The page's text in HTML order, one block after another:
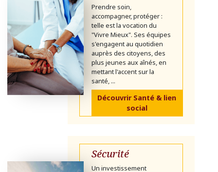
Prendre soin,
accompagner, protéger :
telle est la vocation du
"Vivre Mieux". Ses équipes
s'engagent au quotidien
auprès des citoyens, des
plus jeunes aux aînés, en
mettant l'accent sur la
santé, ...
Découvrir Santé & lien
social
Sécurité
Un investissement